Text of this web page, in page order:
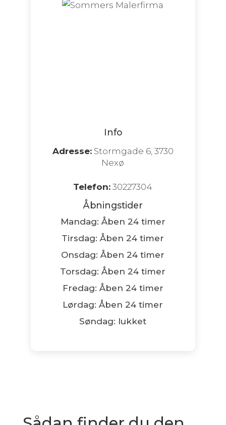
Info
Adresse:Stormgade 6, 3730
Nexø
Telefon: 30227304
Åbningstider
Mandag: Åben 24 timer
Tirsdag: Åben 24 timer
Onsdag: Åben 24 timer
Torsdag: Åben 24 timer
Fredag: Åben 24 timer
Lørdag: Åben 24 timer
Søndag: lukket